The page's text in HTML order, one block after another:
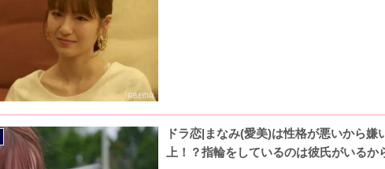
ドラ恋|まなみ(愛美)は性格が悪いから嫌
上！？指輪をしているのは彼氏がいるか